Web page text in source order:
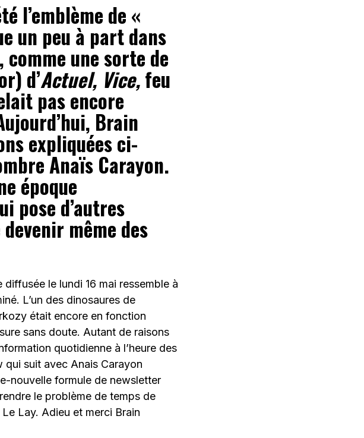
l’emblème de «
un peu à part dans
une sorte de
d’Actuel, Vice,feu
pas encore
Brain
expliquées ci-
Anaïs Carayon.
époque
pose d’autres
même des
le lundi 16 mai ressemble à
L’un des dinosaures de
était encore en fonction
sans doute. Autant de raisons
quotidienne à l’heure des
qui suit avec Anais Carayon
nouvelle formule de newsletter
le problème de temps de
Lay. Adieu et merci Brain